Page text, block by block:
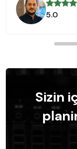
5.0
Sizin